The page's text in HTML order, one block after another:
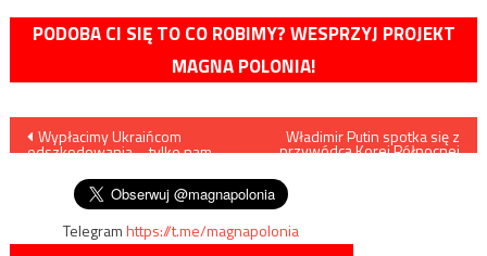
PODOBA CI SIĘ TO CO ROBIMY? WESPRZYJ PROJEKT
MAGNA POLONIA!
Nawigacja
wpisu
Wypłacimy Ukraińcom
odszkodowania – tylko nam
Władimir Putin spotka się z
przywódcą Korei Północnej
Telegramhttps://t.me/magnapolonia